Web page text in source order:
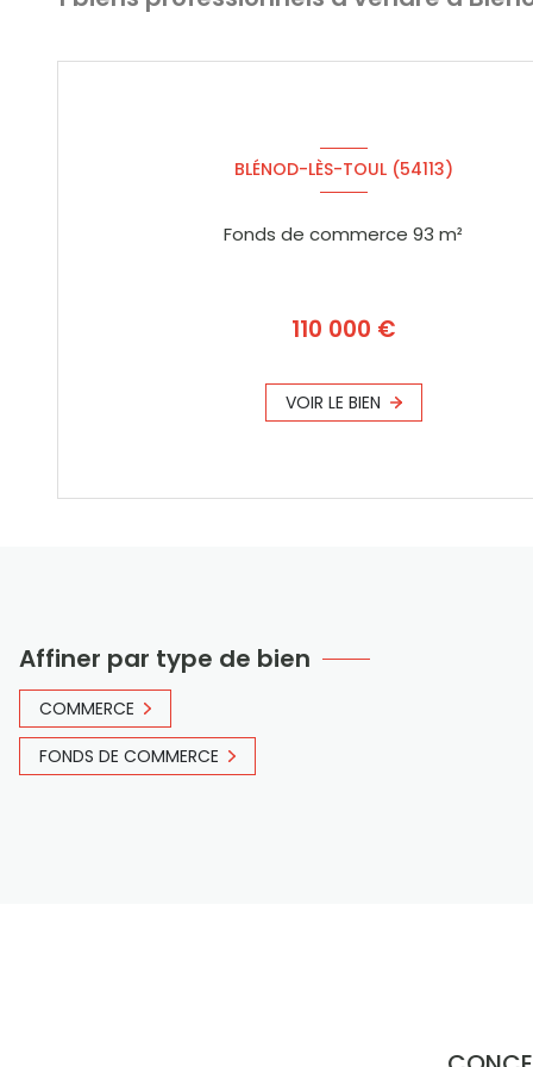
BLÉNOD-LÈS-TOUL (54113)
Fonds de commerce 93 m²
110 000 €
VOIR LE BIEN
Affiner par type de bien
COMMERCE
FONDS DE COMMERCE